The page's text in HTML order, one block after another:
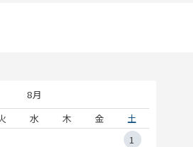
8月
水 木 金
土
1